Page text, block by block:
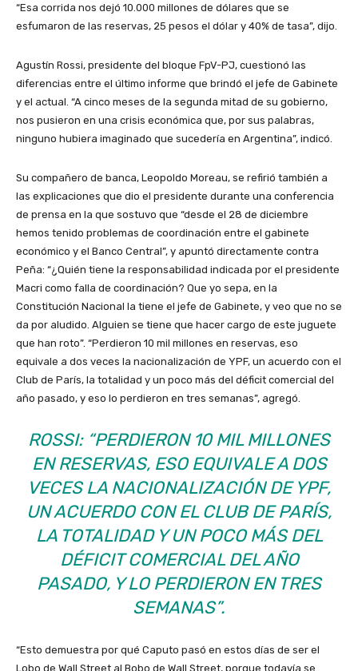
“Esa corrida nos dejó 10.000 millones de dólares que se
esfumaron de las reservas, 25 pesos el dólar y 40% de tasa”, dijo.
Agustín Rossi, presidente del bloque FpV-PJ, cuestionó las
diferencias entre el último informe que brindó el jefe de Gabinete
y el actual. “A cinco meses de la segunda mitad de su gobierno,
nos pusieron en una crisis económica que, por sus palabras,
ninguno hubiera imaginado que sucedería en Argentina”, indicó.
Su compañero de banca, Leopoldo Moreau, se refirió también a
las explicaciones que dio el presidente durante una conferencia
de prensa en la que sostuvo que “desde el 28 de diciembre
hemos tenido problemas de coordinación entre el gabinete
económico y el Banco Central”, y apuntó directamente contra
Peña: “¿Quién tiene la responsabilidad indicada por el presidente
Macri como falla de coordinación? Que yo sepa, en la
Constitución Nacional la tiene el jefe de Gabinete, y veo que no se
da por aludido. Alguien se tiene que hacer cargo de este juguete
que han roto”. “Perdieron 10 mil millones en reservas, eso
equivale a dos veces la nacionalización de YPF, un acuerdo con el
Club de París, la totalidad y un poco más del déficit comercial del
año pasado, y eso lo perdieron en tres semanas”, agregó.
ROSSI: “PERDIERON 10 MIL MILLONES
EN RESERVAS, ESO EQUIVALE A DOS
VECES LA NACIONALIZACIÓN DE YPF,
UN ACUERDO CON EL CLUB DE PARÍS,
LA TOTALIDAD Y UN POCO MÁS DEL
DÉFICIT COMERCIAL DEL AÑO
PASADO, Y LO PERDIERON EN TRES
SEMANAS”.
“Esto demuestra por qué Caputo pasó en estos días de ser el
Lobo de Wall Street al Bobo de Wall Street, porque todavía se